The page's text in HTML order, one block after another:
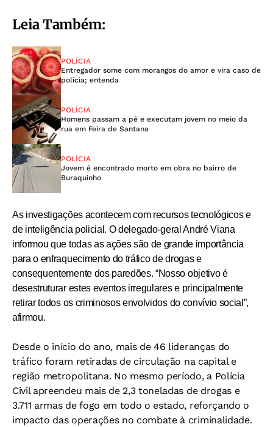
Leia Também:
POLÍCIA
Entregador some com morangos do amor e vira caso de
polícia; entenda
POLÍCIA
Homens passam a pé e executam jovem no meio da
rua em Feira de Santana
POLÍCIA
Jovem é encontrado morto em obra no bairro de
Buraquinho
As investigações acontecem com recursos tecnológicos e
de inteligência policial. O delegado-geral André Viana
informou que todas as ações são de grande importância
para o enfraquecimento do tráfico de drogas e
consequentemente dos paredões. “Nosso objetivo é
desestruturar estes eventos irregulares e principalmente
retirar todos os criminosos envolvidos do convívio social”,
afirmou.
Desde o início do ano, mais de 46 lideranças do
tráfico foram retiradas de circulação na capital e
região metropolitana. No mesmo período, a Polícia
Civil apreendeu mais de 2,3 toneladas de drogas e
3.711 armas de fogo em todo o estado, reforçando o
impacto das operações no combate à criminalidade.